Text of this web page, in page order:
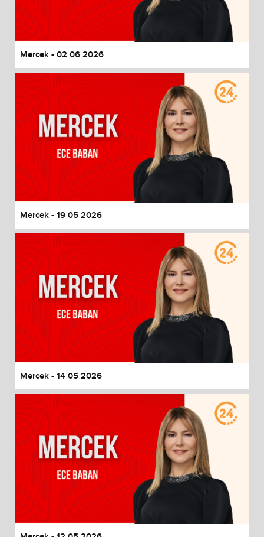
Mercek - 02 06 2026
Mercek - 19 05 2026
Mercek - 14 05 2026